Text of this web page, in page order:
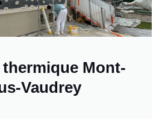
Mont-
Vaudrey